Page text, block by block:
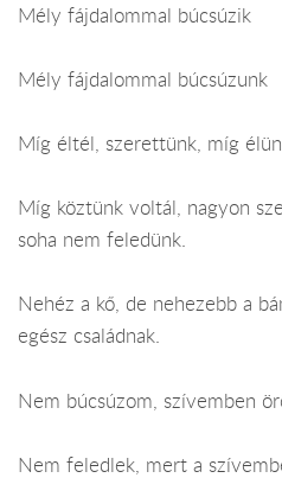
Mély fájdalommal búcsúzik
Mély fájdalommal búcsúzunk
Míg éltél, szerettünk, míg
Míg köztünk voltál, nagyon
soha nem feledünk.
Nehéz a kő, de nehezebb a
egész családnak.
Nem búcsúzom, szívemben
Nem feledlek, mert a